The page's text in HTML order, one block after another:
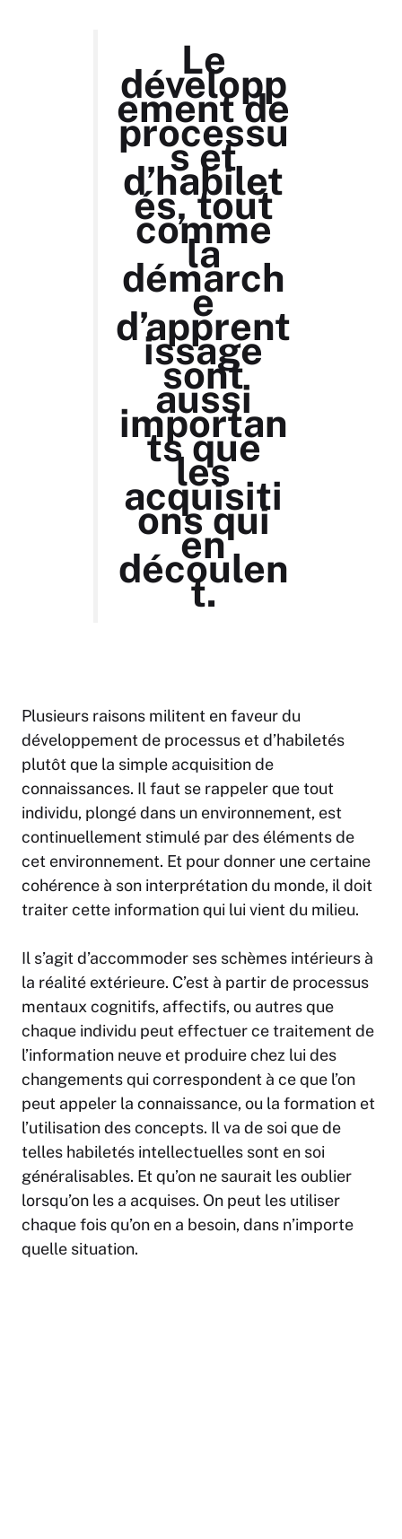
Le
développ
ement de
processu
s et
d’habilet
és, tout
comme
la
démarch
e
d’apprent
issage
sont
aussi
importan
ts que
les
acquisiti
ons qui
en
découlen
t.
Plusieurs raisons militent en faveur du
développement de processus et d’habiletés
plutôt que la simple acquisition de
connaissances. Il faut se rappeler que tout
individu, plongé dans un environnement, est
continuellement stimulé par des éléments de
cet environnement. Et pour donner une certaine
cohérence à son interprétation du monde, il doit
traiter cette information qui lui vient du milieu.
Il s’agit d’accommoder ses schèmes intérieurs à
la réalité extérieure. C’est à partir de processus
mentaux cognitifs, affectifs, ou autres que
chaque individu peut effectuer ce traitement de
l’information neuve et produire chez lui des
changements qui correspondent à ce que l’on
peut appeler la connaissance, ou la formation et
l’utilisation des concepts. Il va de soi que de
telles habiletés intellectuelles sont en soi
généralisables. Et qu’on ne saurait les oublier
lorsqu’on les a acquises. On peut les utiliser
chaque fois qu’on en a besoin, dans n’importe
quelle situation.